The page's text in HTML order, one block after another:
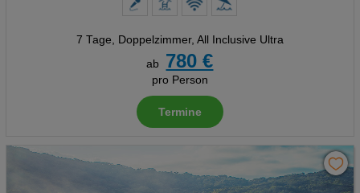
Social Media Cookies
Advertising7 Tage, Doppelzimmer, All Inclusive Ultra
ab
780 €
pro Person
Termine